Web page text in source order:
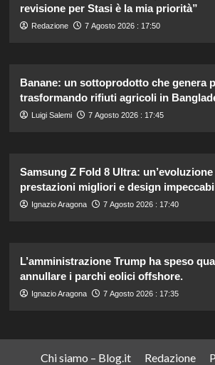
revisione per Stasi è la mia priorità”
Redazione 7 Agosto 2026 : 17:50
Banane: un sottoprodotto che genera
trasformando rifiuti agricoli in
Luigi Salemi 7 Agosto 2026 : 17:45
Samsung Z Fold 8 Ultra:
prestazioni migliori e design
Ignazio Aragona 7 Agosto 2026 : 17:40
L’amministrazione Trump ha speso
annullare i parchi eolici offshore.
Ignazio Aragona 7 Agosto 2026 : 17:35
Chi siamo – Blog.it Redazione